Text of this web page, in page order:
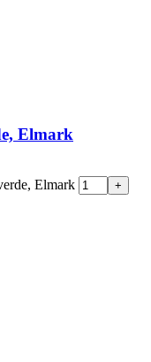
Elmark
Elmark